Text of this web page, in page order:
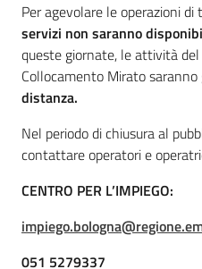
Per agevolare le operazioni di
servizi non saranno
queste giornate, le attività del
Collocamento Mirato
distanza.
Nel periodo di chiusura al
contattare operatori e
CENTRO PER L’IMPIEGO:
051 5279337